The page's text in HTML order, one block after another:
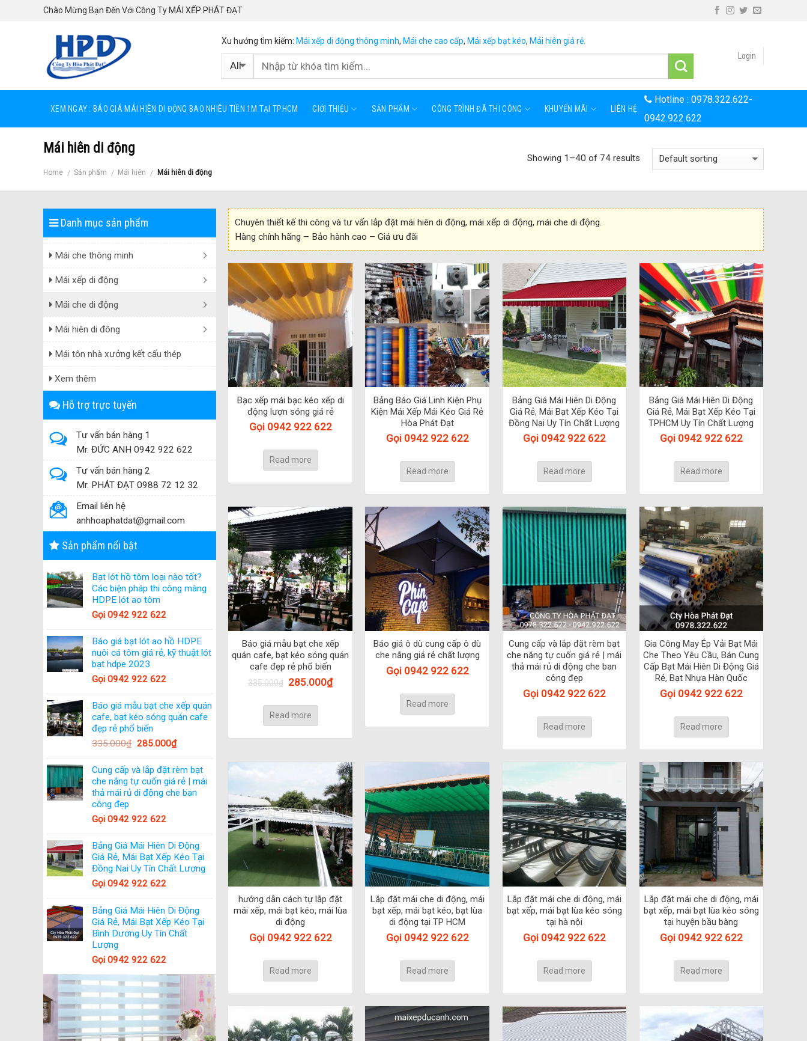
Chào Mừng Bạn Đến Với Công Ty MÁI XẾP PHÁT ĐẠT
Xu hướng tìm kiếm: Mái xếp di động thông minh, Mái che cao cấp, Mái xếp bạt kéo, Mái hiên giá rẻ.
Login
XEM NGAY : BÁO GIÁ MÁI HIÊN DI ĐỘNG BAO NHIÊU TIỀN 1M TẠI TPHCM GIỚI THIỆU SẢN PHẨM CÔNG TRÌNH ĐÃ THI CÔNG KHUYẾN MÃI LIÊN HỆ
Hotline :0978.322.622-
0942.922.622
Mái hiên di động
Home / Sản phẩm / Mái hiên / Mái hiên di động
Showing 1–40 of 74 results
Danh mục sản phẩm
Mái che thông minh
Mái xếp di động
Mái che di động
Mái hiên di đông
Mái tôn nhà xưởng kết cấu thép
Xem thêm
Hỗ trợ trực tuyến
Tư vấn bán hàng 1
Mr. ĐỨC ANH 0942 922 622
Tư vấn bán hàng 2
Mr. PHÁT ĐẠT 0988 72 12 32
Email liên hệ
anhhoaphatdat@gmail.com
Sản phẩm nổi bật
Bạt lót hồ tôm loại nào tốt?
Các biện pháp thi công màng
HDPE lót ao tôm
Gọi 0942 922 622
Báo giá bạt lót ao hồ HDPE
nuôi cá tôm giá rẻ, kỹ thuật lót
bạt hdpe 2023
Gọi 0942 922 622
Báo giá mẫu bạt che xếp quán
cafe, bạt kéo sóng quán cafe
đẹp rẻ phổ biến
335.000₫ 285.000₫
Cung cấp và lắp đặt rèm bạt
che nắng tự cuốn giá rẻ | mái
thả mái rủ di động che ban
công đẹp
Gọi 0942 922 622
Bảng Giá Mái Hiên Di Động
Giá Rẻ, Mái Bạt Xếp Kéo Tại
Đồng Nai Uy Tín Chất Lượng
Gọi 0942 922 622
Bảng Giá Mái Hiên Di Động
Giá Rẻ, Mái Bạt Xếp Kéo Tại
Bình Dương Uy Tín Chất
Lượng
Gọi 0942 922 622
Chuyên thiết kế thi công và tư vấn lắp đặt mái hiên di động, mái xếp di động, mái che di động.
Hàng chính hãng – Bảo hành cao – Giá ưu đãi
Bạc xếp mái bạc kéo xếp di
động lượn sóng giá rẻ
Gọi 0942 922 622
Read more
Bảng Báo Giá Linh Kiện Phụ
Kiện Mái Xếp Mái Kéo Giá Rẻ
Hòa Phát Đạt
Gọi 0942 922 622
Read more
Bảng Giá Mái Hiên Di Động
Giá Rẻ, Mái Bạt Xếp Kéo Tại
Đồng Nai Uy Tín Chất Lượng
Gọi 0942 922 622
Read more
Bảng Giá Mái Hiên Di Động
Giá Rẻ, Mái Bạt Xếp Kéo Tại
TPHCM Uy Tín Chất Lượng
Gọi 0942 922 622
Read more
Báo giá mẫu bạt che xếp
quán cafe, bạt kéo sóng quán
cafe đẹp rẻ phổ biến
335.000₫ 285.000₫
Read more
Báo giá ô dù cung cấp ô dù
che nắng giá rẻ chất lượng
Gọi 0942 922 622
Read more
Cung cấp và lắp đặt rèm bạt
che nắng tự cuốn giá rẻ | mái
thả mái rủ di động che ban
công đẹp
Gọi 0942 922 622
Read more
Gia Công May Ép Vải Bạt Mái
Che Theo Yêu Cầu, Bán Cung
Cấp Bạt Mái Hiên Di Động Giá
Rẻ, Bạt Nhựa Hàn Quốc
Gọi 0942 922 622
Read more
hướng dẫn cách tự lắp đặt
mái xếp, mái bạt kéo, mái lùa
di động
Gọi 0942 922 622
Read more
Lắp đặt mái che di động, mái
bạt xếp, mái bạt kéo, bạt lùa
di động tại TP HCM
Gọi 0942 922 622
Read more
Lắp đặt mái che di động, mái
bạt xếp, mái bạt lùa kéo sóng
tại hà nội
Gọi 0942 922 622
Read more
Lắp đặt mái che di động, mái
bạt xếp, mái bạt lùa kéo sóng
tại huyện bầu bàng
Gọi 0942 922 622
Read more